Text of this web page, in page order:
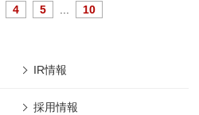
4 5 10
IR情報
採用情報